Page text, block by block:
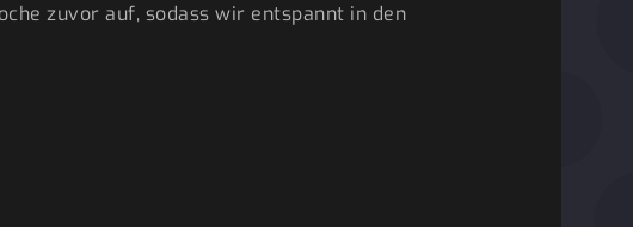
zuvor auf, sodass wir entspannt in den